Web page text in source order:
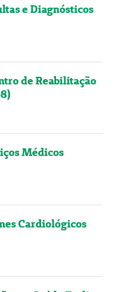
e Diagnósticos
de Reabilitação
Médicos
Cardiológicos